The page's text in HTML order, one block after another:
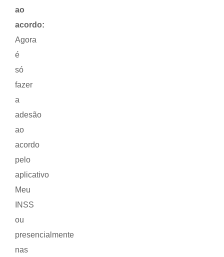
ao
acordo:
Agora
é
só
fazer
a
adesão
ao
acordo
pelo
aplicativo
Meu
INSS
ou
presencialmente
nas